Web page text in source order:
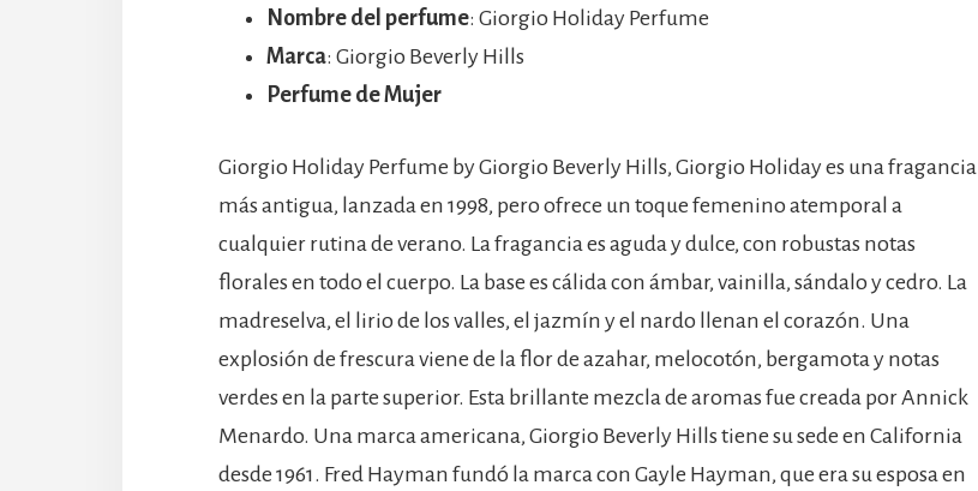
Nombre del perfume: Giorgio Holiday Perfume
Marca: Giorgio Beverly Hills
Perfume de Mujer
Giorgio Holiday Perfume by Giorgio Beverly Hills, Giorgio Holiday es una fragancia
más antigua, lanzada en 1998, pero ofrece un toque femenino atemporal a
cualquier rutina de verano. La fragancia es aguda y dulce, con robustas notas
florales en todo el cuerpo. La base es cálida con ámbar, vainilla, sándalo y cedro. La
madreselva, el lirio de los valles, el jazmín y el nardo llenan el corazón. Una
explosión de frescura viene de la flor de azahar, melocotón, bergamota y notas
verdes en la parte superior. Esta brillante mezcla de aromas fue creada por Annick
Menardo. Una marca americana, Giorgio Beverly Hills tiene su sede en California
desde 1961. Fred Hayman fundó la marca con Gayle Hayman, que era su esposa en